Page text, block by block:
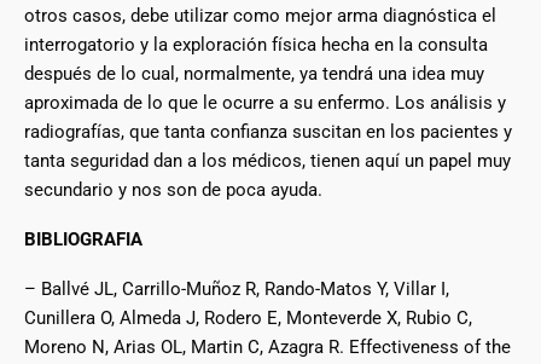
otros casos, debe utilizar como mejor arma diagnóstica el
interrogatorio y la exploración física hecha en la consulta
después de lo cual, normalmente, ya tendrá una idea muy
aproximada de lo que le ocurre a su enfermo. Los análisis y
radiografías, que tanta confianza suscitan en los pacientes y
tanta seguridad dan a los médicos, tienen aquí un papel muy
secundario y nos son de poca ayuda.
BIBLIOGRAFIA
– Ballvé JL, Carrillo-Muñoz R, Rando-Matos Y, Villar I,
Cunillera O, Almeda J, Rodero E, Monteverde X, Rubio C,
Moreno N, Arias OL, Martin C, Azagra R. Effectiveness of the